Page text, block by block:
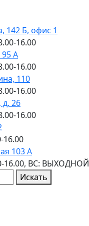
142 Б, офис 1
16.00
95 А
16.00
110
16.00
д. 26
16.00
16.00
103 А
16.00, ВС: ВЫХОДНОЙ
Искать